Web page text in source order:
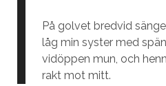
På golvet bredvid
låg min syster med
vidöppen mun, och
rakt mot mitt.